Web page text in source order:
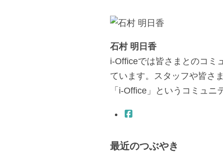
石村 明日香
i-Officeでは皆さまとのコミ
ています。スタッフや皆さ
「i-Office」というコミュニ
最近のつぶやき